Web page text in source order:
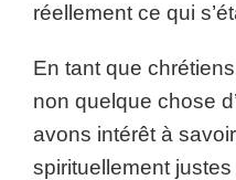
réellement ce qui
En tant que
non quelque chose
avons intérêt à
spirituellement